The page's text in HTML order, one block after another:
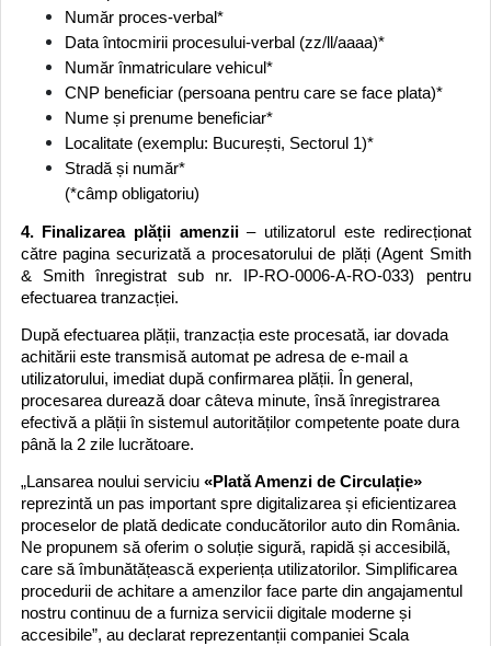
Număr proces-verbal*
Data întocmirii procesului-verbal (zz/ll/aaaa)*
Număr înmatriculare vehicul*
CNP beneficiar (persoana pentru care se face plata)*
Nume și prenume beneficiar*
Localitate (exemplu: București, Sectorul 1)*
Stradă și număr*
(*câmp obligatoriu)
4. Finalizarea plății amenzii– utilizatorul este redirecționat
către pagina securizată a procesatorului de plăți (Agent Smith
& Smith înregistrat sub nr. IP-RO-0006-A-RO-033) pentru
efectuarea tranzacției.
După efectuarea plății, tranzacția este procesată, iar dovada
achitării este transmisă automat pe adresa de e-mail a
utilizatorului, imediat după confirmarea plății. În general,
procesarea durează doar câteva minute, însă înregistrarea
efectivă a plății în sistemul autorităților competente poate dura
până la 2 zile lucrătoare.
„Lansarea noului serviciu «Plată Amenzi de Circulație»
reprezintă un pas important spre digitalizarea și eficientizarea
proceselor de plată dedicate conducătorilor auto din România.
Ne propunem să oferim o soluție sigură, rapidă și accesibilă,
care să îmbunătățească experiența utilizatorilor. Simplificarea
procedurii de achitare a amenzilor face parte din angajamentul
nostru continuu de a furniza servicii digitale moderne și
accesibile”, au declarat reprezentanții companiei Scala